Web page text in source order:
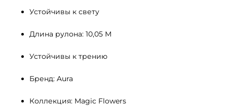
Устойчивы к свету
Длина рулона: 10,05 М
Устойчивы к трению
Бренд: Aura
Коллекция: Magic Flowers